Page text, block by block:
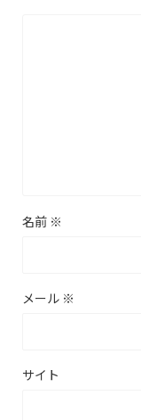
名前 ※
メール ※
サイト